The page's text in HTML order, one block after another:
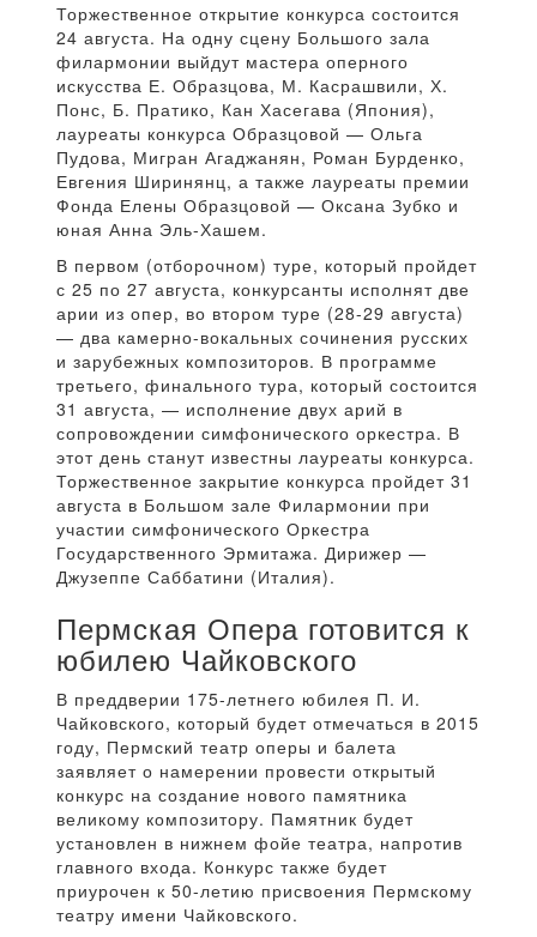
Торжественное открытие конкурса состоится
24 августа. На одну сцену Большого зала
филармонии выйдут мастера оперного
искусства Е. Образцова, М. Касрашвили, Х.
Понс, Б. Пратико, Кан Хасегава (Япония),
лауреаты конкурса Образцовой — Ольга
Пудова, Мигран Агаджанян, Роман Бурденко,
Евгения Ширинянц, а также лауреаты премии
Фонда Елены Образцовой — Оксана Зубко и
юная Анна Эль-Хашем.
В первом (отборочном) туре, который пройдет
с 25 по 27 августа, конкурсанты исполнят две
арии из опер, во втором туре (28-29 августа)
— два камерно-вокальных сочинения русских
и зарубежных композиторов. В программе
третьего, финального тура, который состоится
31 августа, — исполнение двух арий в
сопровождении симфонического оркестра. В
этот день станут известны лауреаты конкурса.
Торжественное закрытие конкурса пройдет 31
августа в Большом зале Филармонии при
участии симфонического Оркестра
Государственного Эрмитажа. Дирижер —
Джузеппе Саббатини (Италия).
Пермская Опера готовится к
юбилею Чайковского
В преддверии 175-летнего юбилея П. И.
Чайковского, который будет отмечаться в 2015
году, Пермский театр оперы и балета
заявляет о намерении провести открытый
конкурс на создание нового памятника
великому композитору. Памятник будет
установлен в нижнем фойе театра, напротив
главного входа. Конкурс также будет
приурочен к 50-летию присвоения Пермскому
театру имени Чайковского.